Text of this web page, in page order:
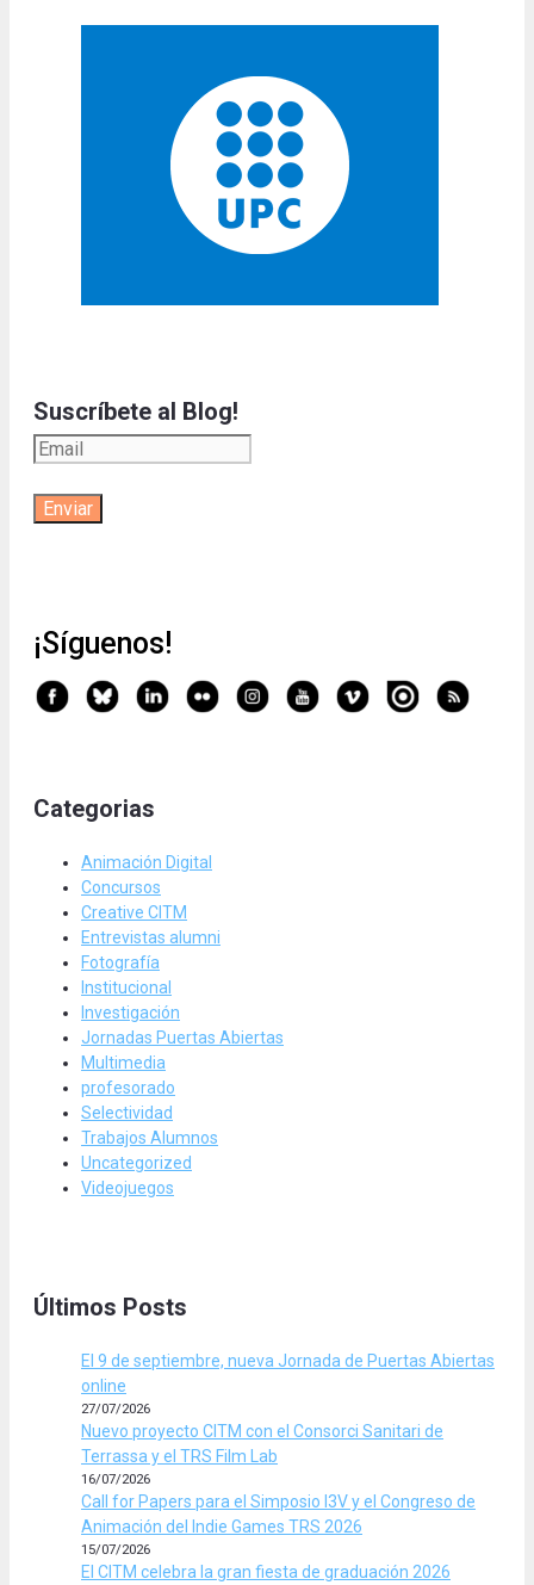
Suscríbete al Blog!
¡Síguenos!
Categorias
Animación Digital
Concursos
Creative CITM
Entrevistas alumni
Fotografía
Institucional
Investigación
Jornadas Puertas Abiertas
Multimedia
profesorado
Selectividad
Trabajos Alumnos
Uncategorized
Videojuegos
Últimos Posts
El 9 de septiembre, nueva Jornada de Puertas Abiertas
online
27/07/2026
Nuevo proyecto CITM con el Consorci Sanitari de
Terrassa y el TRS Film Lab
16/07/2026
Call for Papers para el Simposio I3V y el Congreso de
Animación del Indie Games TRS 2026
15/07/2026
El CITM celebra la gran fiesta de graduación 2026